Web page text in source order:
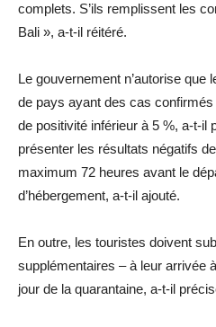
complets. S’ils remplissent les
Bali », a-t-il réitéré.
Le gouvernement n’autorise que
de pays ayant des cas
de positivité inférieur à 5 %, a-t-il
présenter les résultats négatifs
maximum 72 heures avant le
d’hébergement, a-t-il ajouté.
En outre, les touristes doivent
supplémentaires – à leur arrivée
jour de la quarantaine, a-t-il